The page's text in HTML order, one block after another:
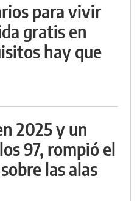
para vivir
gratis en
hay que
2025 y un
97, rompió el
las alas